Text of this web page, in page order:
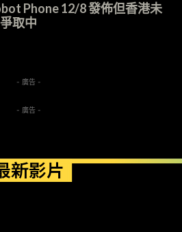
Phone 12/8 發佈但香港未
取中
- 廣告 -
- 廣告 -
新影片